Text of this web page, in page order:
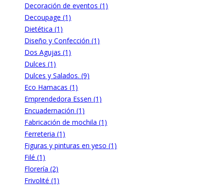
Decoración de eventos (1)
Decoupage (1)
Dietética (1)
Diseño y Confección (1)
Dos Agujas (1)
Dulces (1)
Dulces y Salados. (9)
Eco Hamacas (1)
Emprendedora Essen (1)
Encuadernación (1)
Fabricación de mochila (1)
Ferreteria (1)
Figuras y pinturas en yeso (1)
Filé (1)
Florería (2)
Frivolité (1)